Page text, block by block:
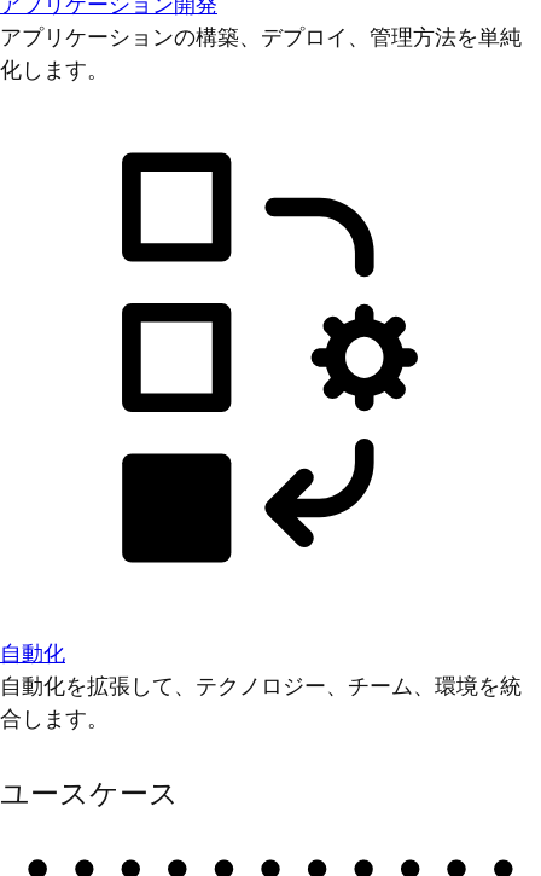
アプリケーション開発
アプリケーションの構築、デプロイ、管理方法を単純
化します。
自動化
自動化を拡張して、テクノロジー、チーム、環境を統
合します。
ユースケース